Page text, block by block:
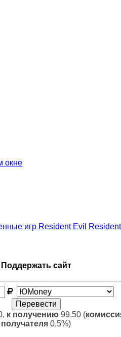
окне
игр Resident Evil
Resident
Поддержать сайт
к получению 99.50 (
получателя 0,5%)